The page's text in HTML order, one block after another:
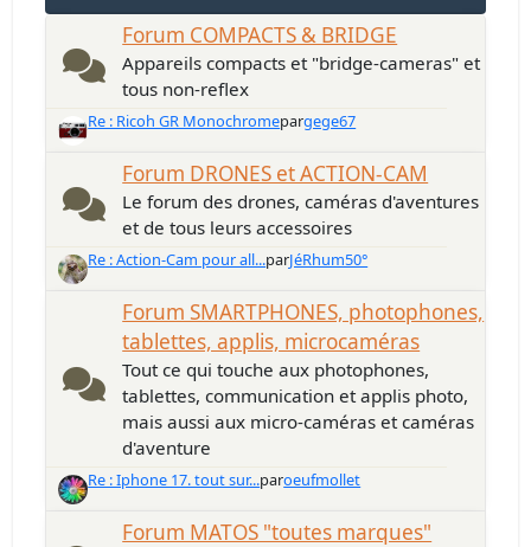
Forum COMPACTS & BRIDGE
Appareils compacts et "bridge-cameras" et
tous non-reflex
Re : Ricoh GR Monochromepargege67
Forum DRONES et ACTION-CAM
Le forum des drones, caméras d'aventures
et de tous leurs accessoires
Re : Action-Cam pour all...parJéRhum50°
Forum SMARTPHONES, photophones,
tablettes, applis, microcaméras
Tout ce qui touche aux photophones,
tablettes, communication et applis photo,
mais aussi aux micro-caméras et caméras
d'aventure
Re : Iphone 17. tout sur...paroeufmollet
Forum MATOS "toutes marques"